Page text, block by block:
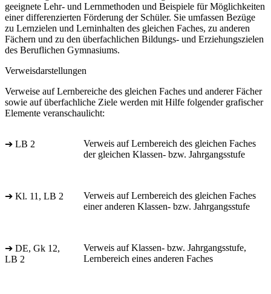
geeignete Lehr- und Lernmethoden und Beispiele für Möglichkeiten
einer differenzierten Förderung der Schüler. Sie umfassen Bezüge
zu Lernzielen und Lerninhalten des gleichen Faches, zu anderen
Fächern und zu den überfachlichen Bildungs- und Erziehungszielen
des Beruflichen Gymnasiums.
Verweisdarstellungen
Verweise auf Lernbereiche des gleichen Faches und anderer Fächer
sowie auf überfachliche Ziele werden mit Hilfe folgender grafischer
Elemente veranschaulicht:
➔ LB 2
Verweis auf Lernbereich des gleichen Faches
der gleichen Klassen- bzw. Jahrgangsstufe
➔ Kl. 11, LB 2
Verweis auf Lernbereich des gleichen Faches
einer anderen Klassen- bzw. Jahrgangsstufe
➔ DE, Gk 12,
LB 2
Verweis auf Klassen- bzw. Jahrgangsstufe,
Lernbereich eines anderen Faches